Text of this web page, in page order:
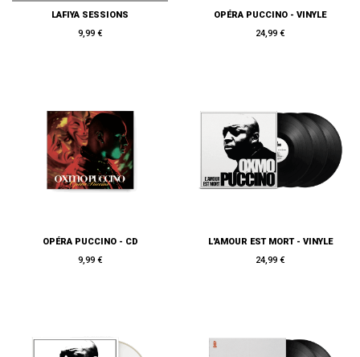
LAFIYA SESSIONS
9,99 €
OPÉRA PUCCINO - VINYLE
24,99 €
OPÉRA PUCCINO - CD
9,99 €
L'AMOUR EST MORT - VINYLE
24,99 €